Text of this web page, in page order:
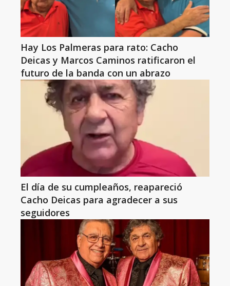
Hay Los Palmeras para rato: Cacho
Deicas y Marcos Caminos ratificaron el
futuro de la banda con un abrazo
El día de su cumpleaños, reapareció
Cacho Deicas para agradecer a sus
seguidores